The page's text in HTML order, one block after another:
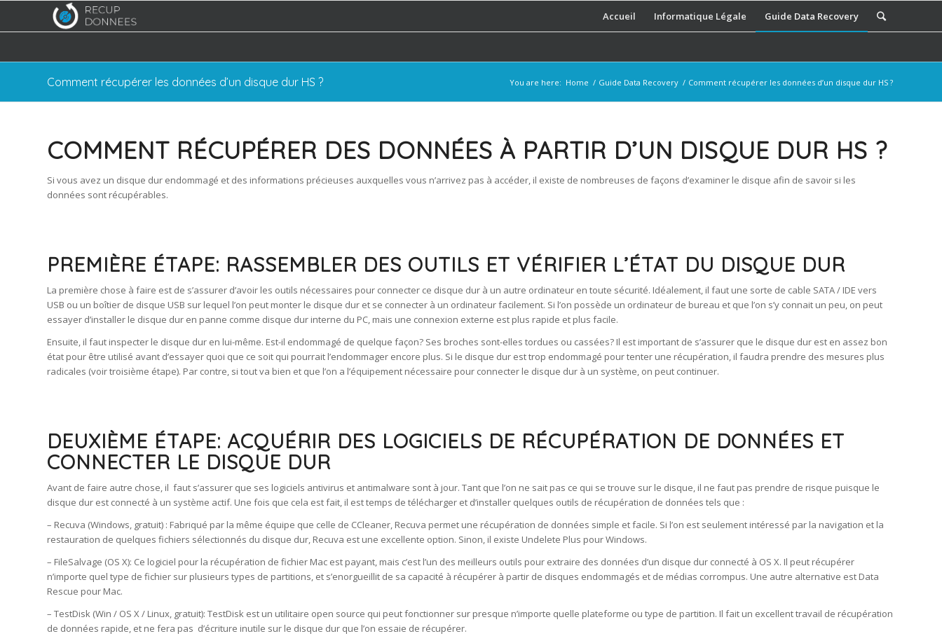
Accueil Informatique Légale Guide Data Recovery
Comment récupérer les données d’un disque dur HS ? You are here: Home / Guide Data Recovery / Comment récupérer les données d’un disque dur HS ?
COMMENT RÉCUPÉRER DES DONNÉES À PARTIR D’UN DISQUE DUR HS ?
Si vous avez un disque dur endommagé et des informations précieuses auxquelles vous n’arrivez pas à accéder, il existe de nombreuses de façons d’examiner le disque afin de savoir si les
données sont récupérables.
PREMIÈRE ÉTAPE: RASSEMBLER DES OUTILS ET VÉRIFIER L’ÉTAT DU DISQUE DUR
La première chose à faire est de s’assurer d’avoir les outils nécessaires pour connecter ce disque dur à un autre ordinateur en toute sécurité. Idéalement, il faut une sorte de cable SATA / IDE vers
USB ou un boîtier de disque USB sur lequel l’on peut monter le disque dur et se connecter à un ordinateur facilement. Si l’on possède un ordinateur de bureau et que l’on s’y connait un peu, on peut
essayer d’installer le disque dur en panne comme disque dur interne du PC, mais une connexion externe est plus rapide et plus facile.
Ensuite, il faut inspecter le disque dur en lui-même. Est-il endommagé de quelque façon? Ses broches sont-elles tordues ou cassées? Il est important de s’assurer que le disque dur est en assez bon
état pour être utilisé avant d’essayer quoi que ce soit qui pourrait l’endommager encore plus. Si le disque dur est trop endommagé pour tenter une récupération, il faudra prendre des mesures plus
radicales (voir troisième étape). Par contre, si tout va bien et que l’on a l’équipement nécessaire pour connecter le disque dur à un système, on peut continuer.
DEUXIÈME ÉTAPE: ACQUÉRIR DES LOGICIELS DE RÉCUPÉRATION DE DONNÉES ET
CONNECTER LE DISQUE DUR
Avant de faire autre chose, il faut s’assurer que ses logiciels antivirus et antimalware sont à jour. Tant que l’on ne sait pas ce qui se trouve sur le disque, il ne faut pas prendre de risque puisque le
disque dur est connecté à un système actif. Une fois que cela est fait, il est temps de télécharger et d’installer quelques outils de récupération de données tels que :
– Recuva (Windows, gratuit) : Fabriqué par la même équipe que celle de CCleaner, Recuva permet une récupération de données simple et facile. Si l’on est seulement intéressé par la navigation et la
restauration de quelques fichiers sélectionnés du disque dur, Recuva est une excellente option. Sinon, il existe Undelete Plus pour Windows.
– FileSalvage (OS X): Ce logiciel pour la récupération de fichier Mac est payant, mais c’est l’un des meilleurs outils pour extraire des données d’un disque dur connecté à OS X. Il peut récupérer
n’importe quel type de fichier sur plusieurs types de partitions, et s’enorgueillit de sa capacité à récupérer à partir de disques endommagés et de médias corrompus. Une autre alternative est Data
Rescue pour Mac.
– TestDisk (Win / OS X / Linux, gratuit): TestDisk est un utilitaire open source qui peut fonctionner sur presque n’importe quelle plateforme ou type de partition. Il fait un excellent travail de récupération
de données rapide, et ne fera pas d’écriture inutile sur le disque dur que l’on essaie de récupérer.